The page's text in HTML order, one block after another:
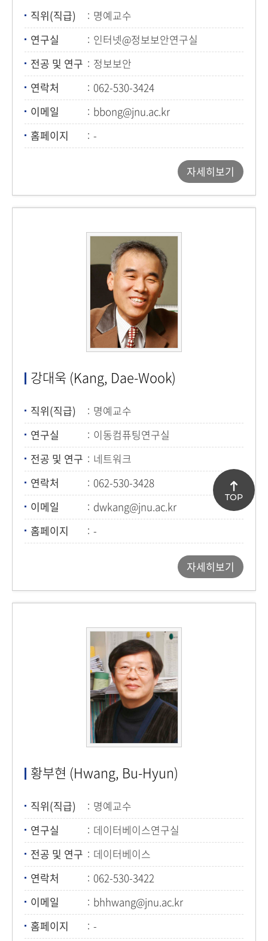
직위(직급)
명예교수
연구실
인터넷@정보보안연구실
전공 및 연구
정보보안
연락처
062-530-3424
이메일
bbong@jnu.ac.kr
홈페이지
-
자세히보기
강대욱 (Kang, Dae-Wook)
직위(직급)
명예교수
연구실
이동컴퓨팅연구실
전공 및 연구
네트워크
연락처
062-530-3428
이메일
dwkang@jnu.ac.kr
홈페이지
-
자세히보기
황부현 (Hwang, Bu-Hyun)
직위(직급)
명예교수
연구실
데이터베이스연구실
전공 및 연구
데이터베이스
연락처
062-530-3422
이메일
bhhwang@jnu.ac.kr
홈페이지
-
TOP